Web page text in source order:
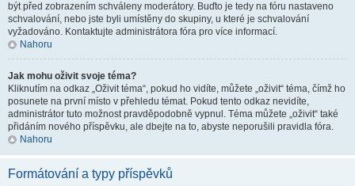
být před zobrazením schváleny moderátory. Buďto je tedy na fóru nastaveno
schvalování, nebo jste byli umístěny do skupiny, u které je schvalování
vyžadováno. Kontaktujte administrátora fóra pro více informací.
Nahoru
Jak mohu oživit svoje téma?
Kliknutím na odkaz „Oživit téma“, pokud ho vidíte, můžete „oživit“ téma, čímž ho
posunete na první místo v přehledu témat. Pokud tento odkaz nevidíte,
administrátor tuto možnost pravděpodobně vypnul. Téma můžete „oživit“ také
přidáním nového příspěvku, ale dbejte na to, abyste neporušili pravidla fóra.
Nahoru
Formátování a typy příspěvků